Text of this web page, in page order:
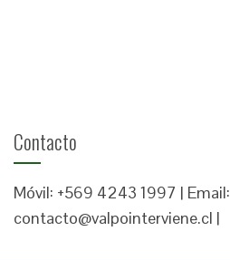
Contacto
Móvil: +569 4243 1997 | Email:
contacto@valpointerviene.cl |